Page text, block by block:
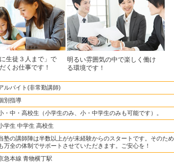
生徒３人まで」で
くお仕事です！
明るい雰囲気の中で楽しく働け
る環境です！
ルバイト(非常勤講師)
別指導
・中・高校生（小学生のみ、小・中学生のみも可能です）。
学生 中学生 高校生
塾の講師陣は半数以上がが未経験からのスタートです。そのた
万全の体制でサポートさせていただきます。ご安心を！
急本線 青物横丁駅